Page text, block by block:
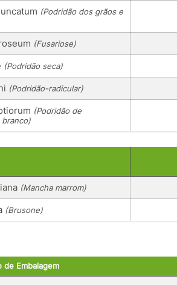
(Podridão dos grãos e
(Fusariose)
(Podridão seca)
(Podridão-radicular)
(Podridão de
(Mancha marrom)
(Brusone)
de Embalagem